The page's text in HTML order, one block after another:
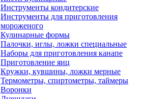
Инструменты кондитерские
Инструменты для приготовления
мороженого
Кулинарные формы
Палочки, иглы, ложки специальные
Наборы для приготовления канапе
Приготовление яиц
Кружки, кувшины, ложки мерные
Термометры, спиртометры, таймеры
Воронки